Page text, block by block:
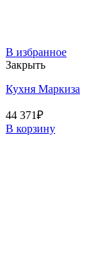
В избранное
Закрыть
Кухня Маркиза
44 371₽
В корзину